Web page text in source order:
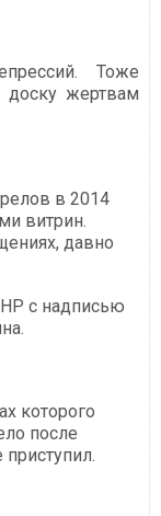
Тоже
жертвам
в 2014
витрин.
давно
с надписью
которого
после